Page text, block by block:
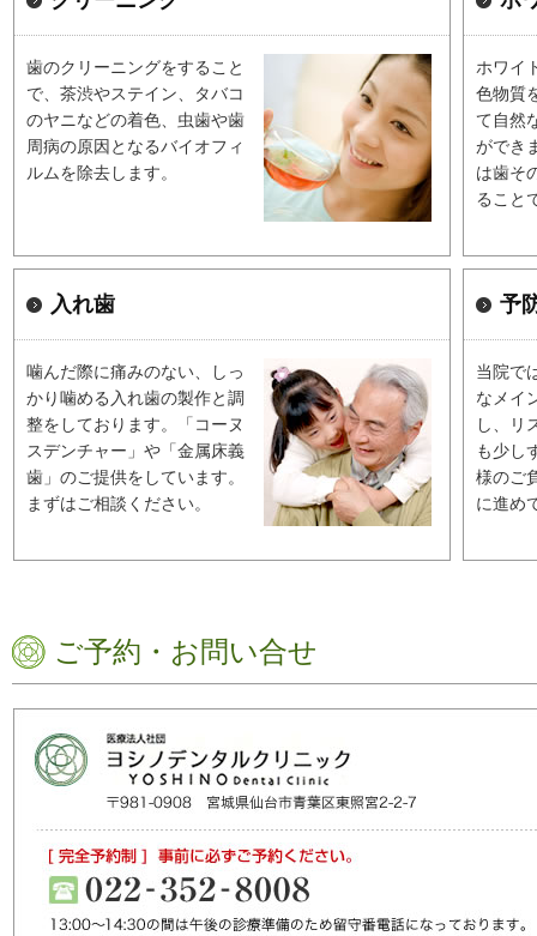
歯のクリーニングをすること
で、茶渋やステイン、タバコ
のヤニなどの着色、虫歯や歯
周病の原因となるバイオフィ
ルムを除去します。
ホワイ
色物質
て自然
ができ
は歯そ
ること
入れ歯
噛んだ際に痛みのない、しっ
かり噛める入れ歯の製作と調
整をしております。「コーヌ
スデンチャー」や「金属床義
歯」のご提供をしています。
まずはご相談ください。
予
当院で
なメイ
し、リ
も少し
様のご
に進め
ご予約・お問い合せ